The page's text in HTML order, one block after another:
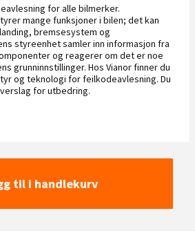
for alle bilmerker.
mange funksjoner i bilen; det kan
bremsesystem og
styreenhet samler inn informasjon fra
og reagerer om det er noe
grunninnstillinger. Hos Vianor finner du
og teknologi for feilkodeavlesning. Du
for utbedring.
til i handlekurv